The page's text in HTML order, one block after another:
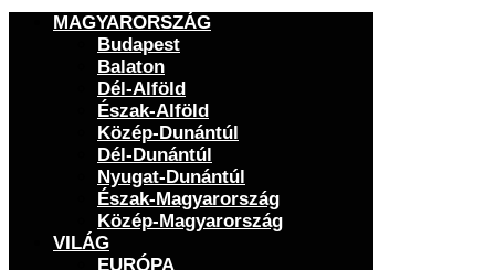
MAGYARORSZÁG
Budapest
Balaton
Dél-Alföld
Észak-Alföld
Közép-Dunántúl
Dél-Dunántúl
Nyugat-Dunántúl
Észak-Magyarország
Közép-Magyarország
VILÁG
EURÓPA